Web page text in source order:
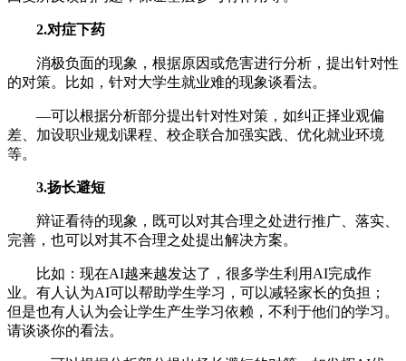
2.对症下药
消极负面的现象，根据原因或危害进行分析，提出针对性
的对策。比如，针对大学生就业难的现象谈看法。
—可以根据分析部分提出针对性对策，如纠正择业观偏
差、加设职业规划课程、校企联合加强实践、优化就业环境
等。
3.扬长避短
辩证看待的现象，既可以对其合理之处进行推广、落实、
完善，也可以对其不合理之处提出解决方案。
比如：现在AI越来越发达了，很多学生利用AI完成作
业。有人认为AI可以帮助学生学习，可以减轻家长的负担；
但是也有人认为会让学生产生学习依赖，不利于他们的学习。
请谈谈你的看法。